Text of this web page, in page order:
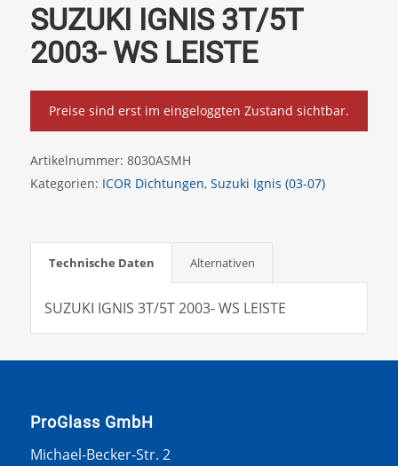
SUZUKI IGNIS 3T/5T
2003- WS LEISTE
Preise sind erst im eingeloggten Zustand sichtbar.
Artikelnummer: 8030ASMH
Kategorien: ICOR Dichtungen, Suzuki Ignis (03-07)
Technische Daten Alternativen
SUZUKI IGNIS 3T/5T 2003- WS LEISTE
ProGlass GmbH
Michael-Becker-Str. 2